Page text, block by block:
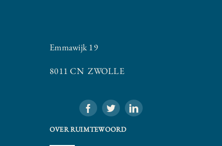
Emmawijk 19
8011 CN ZWOLLE
OVER RUIMTEWOORD